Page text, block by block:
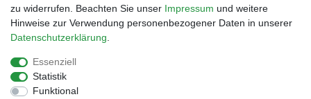
Impressum
zu widerrufen. Beachten Sie unser Impressum und weitere
Hinweise zur Verwendung personenbezogener Daten in unserer
Daten­schutz­erklärung
Essenziell
Statistik
Funktional